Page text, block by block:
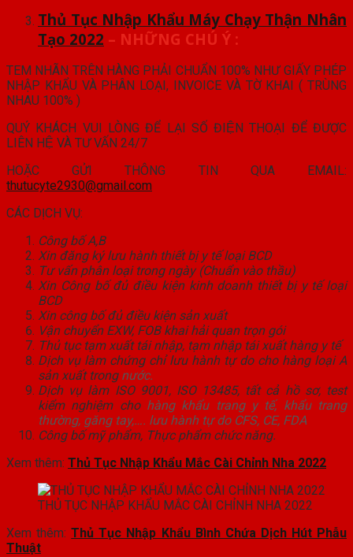
Thủ Tục Nhập Khẩu Máy Chạy Thận Nhân
Tạo 2022 – NHỮNG CHÚ Ý :
TEM NHÃN TRÊN HÀNG PHẢI CHUẨN 100% NHƯ GIẤY PHÉP
NHẬP KHẨU VÀ PHÂN LOẠI, INVOICE VÀ TỜ KHAI ( TRÙNG
NHAU 100% )
QUÝ KHÁCH VUI LÒNG ĐỂ LẠI SỐ ĐIỆN THOẠI ĐỂ ĐƯỢC
LIÊN HỆ VÀ TƯ VẤN 24/7
HOẶC GỬI THÔNG TIN QUA EMAIL:
thutucyte2930@gmail.com
CÁC DỊCH VỤ:
Công bố A,B
Xin đăng ký lưu hành thiết bị y tế loại BCD
Tư vấn phân loại trong ngày (Chuẩn vào thầu)
Xin Công bố đủ điều kiện kinh doanh thiết bị y tế loại
BCD
Xin công bố đủ điều kiện sản xuất
Vận chuyển EXW, FOB khai hải quan trọn gói
Thủ tục tạm xuất tái nhập, tạm nhập tái xuất hàng y tế
Dịch vụ làm chứng chỉ lưu hành tự do cho hàng loại A
sản xuất trong nước.
Dịch vụ làm ISO 9001, ISO 13485, tất cả hồ sơ, test
kiểm nghiệm cho hàng khẩu trang y tế, khẩu trang
thường, găng tay,…. lưu hành tự do CFS, CE, FDA
Công bố mỹ phẩm, Thực phẩm chức năng.
Xem thêm: Thủ Tục Nhập Khẩu Mắc Cài Chỉnh Nha 2022
THỦ TỤC NHẬP KHẨU MẮC CÀI CHỈNH NHA 2022
Xem thêm:Thủ Tục Nhập Khẩu Bình Chứa Dịch Hút Phẫu
Thuật